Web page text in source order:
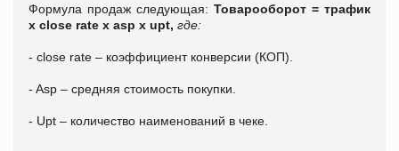
Формула продаж следующая: Товарооборот = трафик
х close rate х asp х upt, где:
- close rate – коэффициент конверсии (КОП).
- Asp – средняя стоимость покупки.
- Upt – количество наименований в чеке.